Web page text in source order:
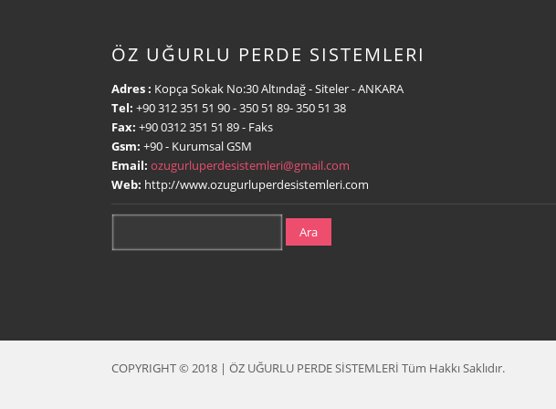
ÖZ UĞURLU PERDE SISTEMLERI
Adres : Kopça Sokak No:30 Altındağ - Siteler - ANKARA
Tel: +90 312 351 51 90- 350 51 89- 350 51 38
Fax: +90 0312 351 51 89- Faks
Gsm: +90- Kurumsal GSM
Email: ozugurluperdesistemleri@gmail.com
Web: http://www.ozugurluperdesistemleri.com
Ara
COPYRIGHT © 2018 | ÖZ UĞURLU PERDE SİSTEMLERİ Tüm Hakkı Saklıdır.